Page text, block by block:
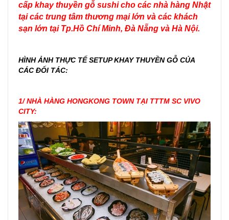
cấp khay thuyền gỗ sushi cho các nhà hàng Nhật
tại các trung tâm thương mại lớn và các khách
sạn lớn tại Tp.Hồ Chí Minh, Đà Nẵng và Hà Nội.
HÌNH ẢNH THỰC TẾ SETUP KHAY THUYỀN GỖ CỦA
CÁC ĐỐI TÁC:
1/ NHÀ HÀNG HONGKONG TOWN TẠI TTTM SC VIVO
CITY: